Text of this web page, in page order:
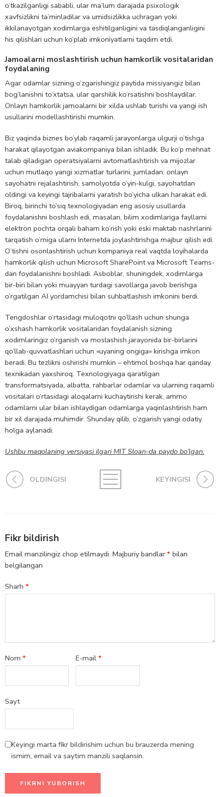
o’tkazilganligi sababli, ular ma’lum darajada psixologik
xavfsizlikni ta’minladilar va umidsizlikka uchragan yoki
ikkilanayotgan xodimlarga eshitilganligini va tasdiqlanganligini
his qilishlari uchun ko’plab imkoniyatlarni taqdim etdi.
Jamoalarni moslashtirish uchun hamkorlik vositalaridan
foydalaning
Agar odamlar sizning o’zgarishingiz paytida missiyangiz bilan
bog’lanishni to’xtatsa, ular qarshilik ko’rsatishni boshlaydilar.
Onlayn hamkorlik jamoalarni bir xilda ushlab turishi va yangi ish
usullarini modellashtirishi mumkin.
Biz yaqinda biznes bo’ylab raqamli jarayonlarga ulgurji o’tishga
harakat qilayotgan aviakompaniya bilan ishladik. Bu ko’p mehnat
talab qiladigan operatsiyalarni avtomatlashtirish va mijozlar
uchun mutlaqo yangi xizmatlar turlarini, jumladan, onlayn
sayohatni rejalashtirish, samolyotda o’yin-kulgi, sayohatdan
oldingi va keyingi tajribalarni yaratish bo’yicha ulkan harakat edi.
Biroq, birinchi to’siq texnologiyadan eng asosiy usullarda
foydalanishni boshlash edi, masalan, bilim xodimlariga fayllarni
elektron pochta orqali baham ko’rish yoki eski maktab nashrlarini
tarqatish o’rniga ularni Internetda joylashtirishga majbur qilish edi.
O’tishni osonlashtirish uchun kompaniya real vaqtda loyihalarda
hamkorlik qilish uchun Microsoft SharePoint va Microsoft Teams-
dan foydalanishni boshladi. Asboblar, shuningdek, xodimlarga
bir-biri bilan yoki muayyan turdagi savollarga javob berishga
o’rgatilgan AI yordamchisi bilan suhbatlashish imkonini berdi.
Tengdoshlar o’rtasidagi muloqotni qo’llash uchun shunga
o’xshash hamkorlik vositalaridan foydalanish sizning
xodimlaringiz o’rganish va moslashish jarayonida bir-birlarini
qo’llab-quvvatlashlari uchun «uyaning ongiga» kirishga imkon
beradi. Bu tezlikni oshirishi mumkin – ehtimol boshqa har qanday
texnikadan yaxshiroq. Texnologiyaga qaratilgan
transformatsiyada, albatta, rahbarlar odamlar va ularning raqamli
vositalari o’rtasidagi aloqalarni kuchaytirishi kerak, ammo
odamlarni ular bilan ishlaydigan odamlarga yaqinlashtirish ham
bir xil darajada muhimdir. Shunday qilib, o’zgarish yangi odatiy
holga aylanadi.
Ushbu maqolaning versiyasi ilgari MIT Sloan-da paydo bo’lgan.
OLDINGISI KEYINGISI
Fikr bildirish
Email manzilingiz chop etilmaydi. Majburiy bandlar * bilan
belgilangan
Sharh *
Nom * E-mail*
Sayt
Keyingi marta fikr bildirishim uchun bu brauzerda mening
ismim, email va saytim manzili saqlansin.